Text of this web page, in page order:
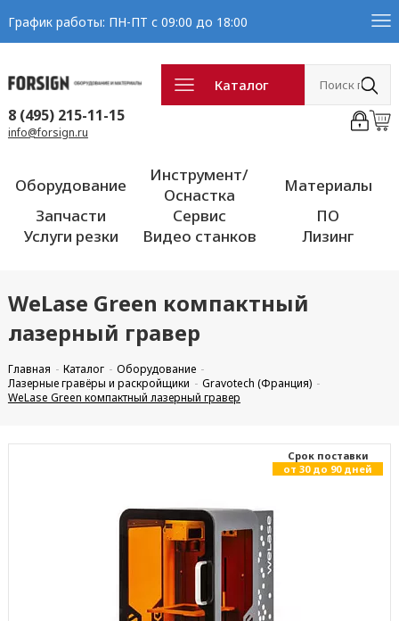
График работы: ПН-ПТ с 09:00 до 18:00
Каталог
8 (495) 215-11-15
info@forsign.ru
Оборудование
Инструмент/
Оснастка
Материалы
Запчасти
Сервис
ПО
Услуги резки
Видео станков Лизинг
WeLase Green компактный
лазерный гравер
Главная Каталог
Оборудование
Лазерные гравёры и раскройщики
Gravotech (Франция)
WeLase Green компактный лазерный гравер
Cрок поставки
от 30 до 90 дней